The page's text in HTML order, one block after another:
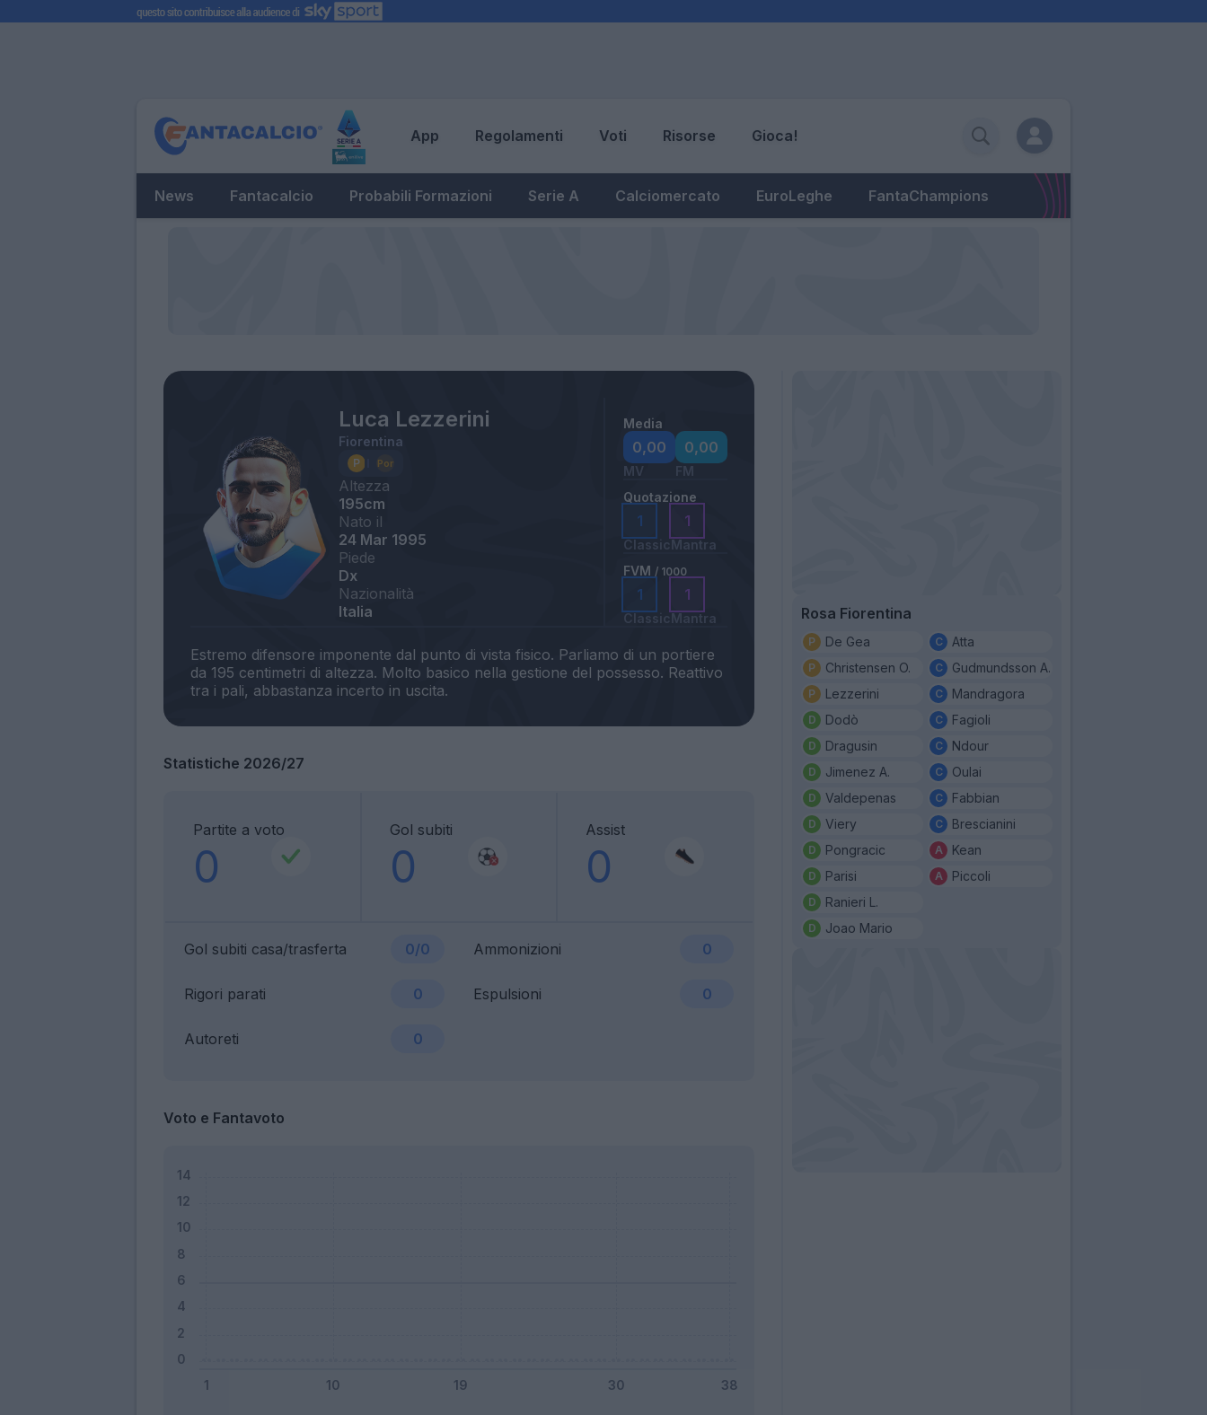
App Regolamenti Voti Risorse Gioca!
News Fantacalcio Probabili Formazioni Serie A Calciomercato EuroLeghe FantaChampions
Luca Lezzerini
Fiorentina
Altezza
195cm
Nato il
24 Mar 1995
Piede
Dx
Nazionalità
Italia
Media
0,00
MV
0,00
FM
Quotazione
1
Classic
1
Mantra
FVM / 1000
1
Classic
1
Mantra
Estremo difensore imponente dal punto di vista fisico. Parliamo di un portiere
da 195 centimetri di altezza. Molto basico nella gestione del possesso. Reattivo
Statistiche 2026/27
Partite a voto
0
Gol subiti
0
Assist
0
Gol subiti casa/trasferta 0/0 Ammonizioni 0
Rigori parati 0 Espulsioni 0
Autoreti 0
Voto e Fantavoto
Rosa Fiorentina
De Gea
Christensen O.
Lezzerini
Dodò
Dragusin
Jimenez A.
Valdepenas
Viery
Pongracic
Parisi
Ranieri L.
Joao Mario
Atta
Gudmundsson A.
Mandragora
Fagioli
Ndour
Oulai
Fabbian
Brescianini
Kean
Piccoli